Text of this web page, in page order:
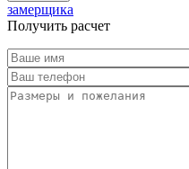
замерщика
Получить расчет